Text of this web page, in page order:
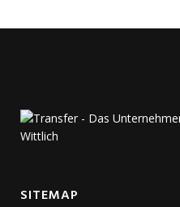
SITEMAP